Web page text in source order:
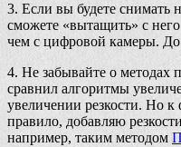
3. Если вы будете снимать
сможете «вытащить» с
чем с цифровой камеры.
4. Не забывайте о методах
сравнил алгоритмы
увеличении резкости. Но к
правило, добавляю
например, таким методом